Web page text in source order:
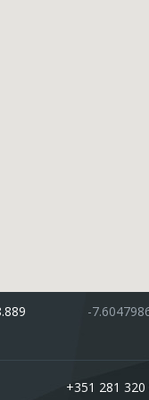
-
+351 281